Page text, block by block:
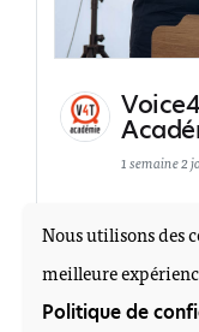
1 semaine 2
20 6
Nous utilisons des
meilleure
Politique de